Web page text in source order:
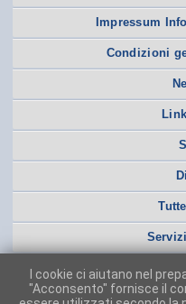
Impressum
Condizioni
I cookie ci aiutano nel
"Acconsento" fornisce il